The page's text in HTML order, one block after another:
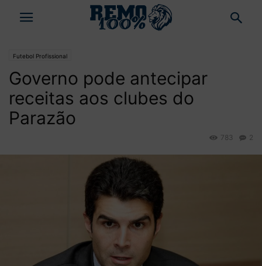
Futebol Profissional
Governo pode antecipar
receitas aos clubes do
Parazão
2
783